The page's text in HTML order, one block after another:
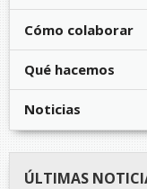
Cómo colaborar
Qué hacemos
Noticias
ÚLTIMAS